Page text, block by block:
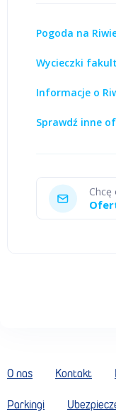
Pogoda na
Wycieczki
Informacje o
Sprawdź inne
O nas Kontakt
Parkingi